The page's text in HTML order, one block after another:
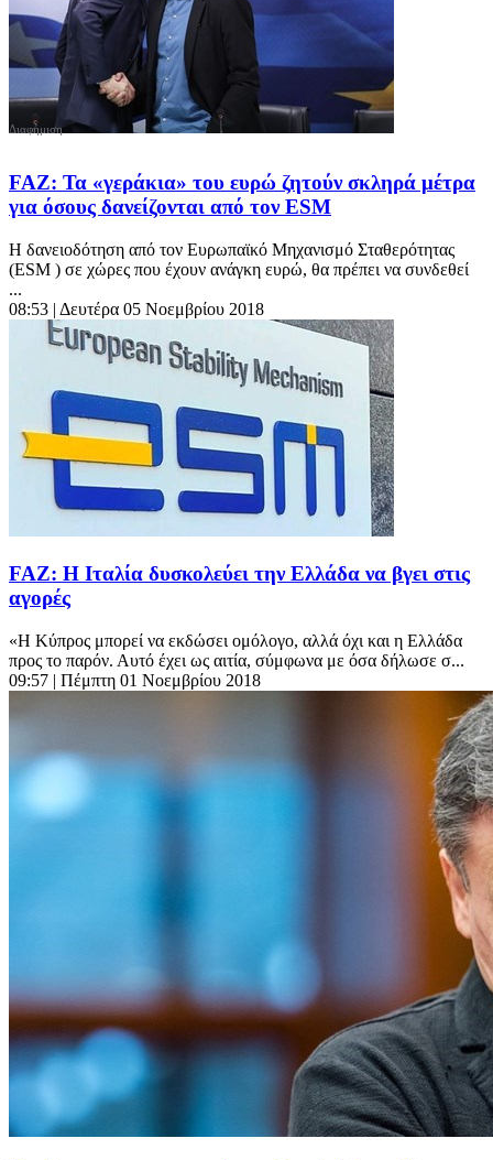
FAZ: Τα «γεράκια» του ευρώ ζητούν σκληρά μέτρα
για όσους δανείζονται από τον ESM
Η δανειοδότηση από τον Ευρωπαϊκό Μηχανισμό Σταθερότητας
(ESM ) σε χώρες που έχουν ανάγκη ευρώ, θα πρέπει να συνδεθεί
...
08:53 | Δευτέρα 05 Νοεμβρίου 2018
FAZ: Η Ιταλία δυσκολεύει την Ελλάδα να βγει στις
αγορές
«Η Κύπρος μπορεί να εκδώσει ομόλογο, αλλά όχι και η Ελλάδα
προς το παρόν. Αυτό έχει ως αιτία, σύμφωνα με όσα δήλωσε σ...
09:57 | Πέμπτη 01 Νοεμβρίου 2018